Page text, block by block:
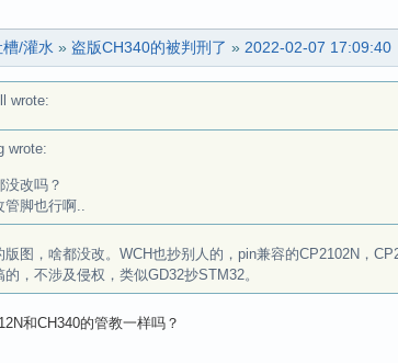
/灌水 » 盗版CH340的被判刑了 » 2022-02-07 17:09:40
wrote:
wrote:
没改吗？
管脚也行啊..
版图，啥都没改。WCH也抄别人的，pin兼容的CP2102N，
的，不涉及侵权，类似GD32抄STM32。
和CH340的管教一样吗？